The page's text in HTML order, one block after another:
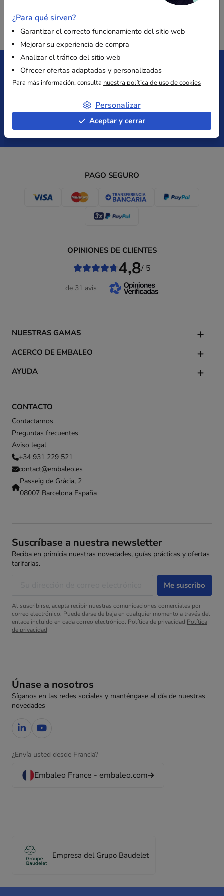
Entrega gratuita
Satisfecho
PAGO SEGURO
CONTACTO
Contactarnos
Preguntas frecuentes
Aviso legal
+34 931 229 521
contact@embaleo.es
Passeig de Gràcia, 2
08007 Barcelona España
NUESTRAS GAMAS
ACERCO DE EMBALEO
AYUDA
OPINIONES DE CLIENTES
4,8/ 5
de 31 avis
Únase a nosotros
Síganos en las redes sociales y manténgase al día de nuestras
novedades
¿Envía usted desde Francia?
Embaleo France - embaleo.com
Empresa del Grupo Baudelet
Suscríbase a nuestra newsletter
Reciba en primicia nuestras novedades, guías prácticas y ofertas
tarifarias.
Al suscribirse, acepta recibir nuestras comunicaciones comerciales por
correo electrónico. Puede darse de baja en cualquier momento a través del
enlace incluido en cada correo electrónico. Política de privacidad Política
de privacidad
¿Para qué sirven?
Garantizar el correcto funcionamiento del sitio web
Mejorar su experiencia de compra
Analizar el tráfico del sitio web
Ofrecer ofertas adaptadas y personalizadas
Para más información, consulta nuestra política de uso de cookies
Personalizar
Aceptar y cerrar